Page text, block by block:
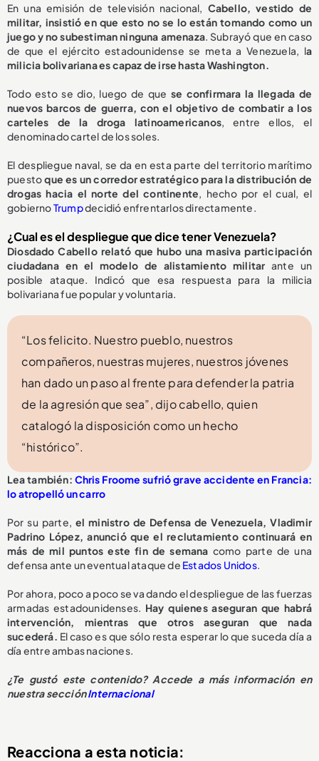
En una emisión de televisión nacional, Cabello, vestido de
militar, insistió en que esto no se lo están tomando como un
juego y no subestiman ninguna amenaza. Subrayó que en caso
de que el ejército estadounidense se meta a Venezuela, la
milicia bolivariana es capaz de irse hasta Washington.
Todo esto se dio, luego de que se confirmara la llegada de
nuevos barcos de guerra, con el objetivo de combatir a los
carteles de la droga latinoamericanos, entre ellos, el
denominado cartel de los soles.
El despliegue naval, se da en esta parte del territorio marítimo
puestoque es un corredor estratégico para la distribución de
drogas hacia el norte del continente, hecho por el cual, el
gobiernoTrumpdecidió enfrentarlos directamente.
¿Cual es el despliegue que dice tener Venezuela?
Diosdado Cabello relató que hubo una masiva participación
ciudadana en el modelo de alistamiento militar ante un
posible ataque. Indicó que esa respuesta para la milicia
bolivariana fue popular y voluntaria.
“Los felicito. Nuestro pueblo, nuestros
compañeros, nuestras mujeres, nuestros jóvenes
han dado un paso al frente para defender la patria
de la agresión que sea”, dijo cabello, quien
catalogó la disposición como un hecho
“histórico”.
Lea también: Chris Froome sufrió grave accidente en Francia:
lo atropelló un carro
Por su parte, el ministro de Defensa de Venezuela, Vladimir
Padrino López, anunció que el reclutamiento continuará en
más de mil puntos este fin de semana como parte de una
defensa ante un eventual ataque de Estados Unidos.
Por ahora, poco a poco se va dando el despliegue de las fuerzas
armadas estadounidenses. Hay quienes aseguran que habrá
intervención, mientras que otros aseguran que nada
sucederá. El caso es que sólo resta esperar lo que suceda día a
día entre ambas naciones.
¿Te gustó este contenido? Accede a más información en
nuestra secciónInternacional
Reacciona a esta noticia: